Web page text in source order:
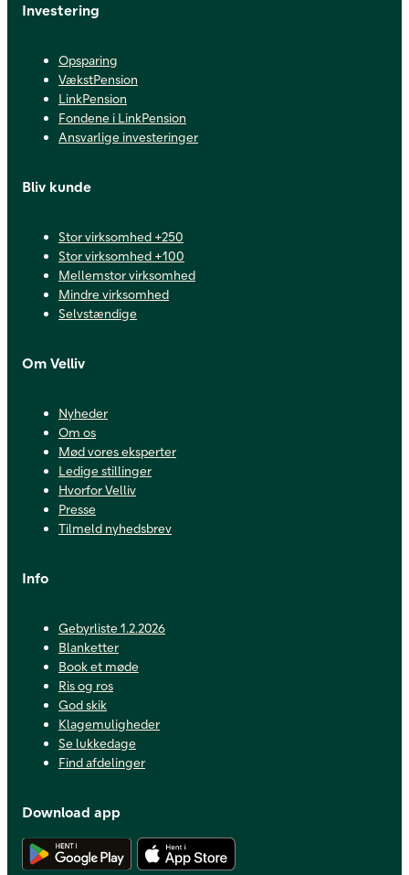
Investering
Opsparing
VækstPension
LinkPension
Fondene i LinkPension
Ansvarlige investeringer
Bliv kunde
Stor virksomhed +250
Stor virksomhed +100
Mellemstor virksomhed
Mindre virksomhed
Selvstændige
Om Velliv
Nyheder
Om os
Mød vores eksperter
Ledige stillinger
Hvorfor Velliv
Presse
Tilmeld nyhedsbrev
Info
Gebyrliste 1.2.2026
Blanketter
Book et møde
Ris og ros
God skik
Klagemuligheder
Se lukkedage
Find afdelinger
Download app
Hent Android app